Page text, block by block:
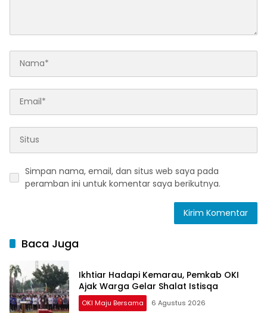
Simpan nama, email, dan situs web saya pada
peramban ini untuk komentar saya berikutnya.
Baca Juga
Ikhtiar Hadapi Kemarau, Pemkab OKI
Ajak Warga Gelar Shalat Istisqa
OKI Maju Bersama 6 Agustus 2026